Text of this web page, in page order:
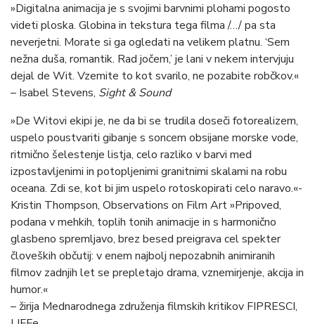
»Digitalna animacija je s svojimi barvnimi plohami pogosto
videti ploska. Globina in tekstura tega filma /…/ pa sta
neverjetni. Morate si ga ogledati na velikem platnu. ‘Sem
nežna duša, romantik. Rad jočem,’ je lani v nekem intervjuju
dejal de Wit. Vzemite to kot svarilo, ne pozabite robčkov.«
– Isabel Stevens, Sight & Sound
»De Witovi ekipi je, ne da bi se trudila doseči fotorealizem,
uspelo poustvariti gibanje s soncem obsijane morske vode,
ritmično šelestenje listja, celo razliko v barvi med
izpostavljenimi in potopljenimi granitnimi skalami na robu
oceana. Zdi se, kot bi jim uspelo rotoskopirati celo naravo.«-
Kristin Thompson, Observations on Film Art »Pripoved,
podana v mehkih, toplih tonih animacije in s harmonično
glasbeno spremljavo, brez besed preigrava cel spekter
človeških občutij: v enem najbolj nepozabnih animiranih
filmov zadnjih let se prepletajo drama, vznemirjenje, akcija in
humor.«
– žirija Mednarodnega združenja filmskih kritikov FIPRESCI,